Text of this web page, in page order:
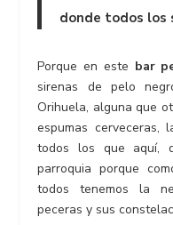
donde todos los
Porque en este bar
sirenas de pelo
Orihuela, alguna que
espumas cerveceras,
todos los que aquí,
parroquia porque
todos tenemos la
peceras y sus